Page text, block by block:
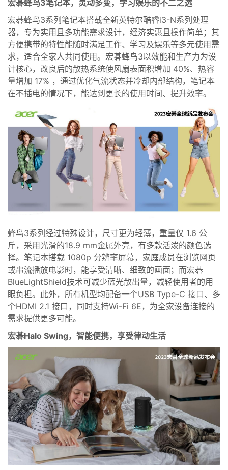
宏碁蜂鸟3笔记本，灵动多变，学习娱乐的不二之选
宏碁蜂鸟3系列笔记本搭载全新英特尔酷睿i3-N系列处理
器，专为实用且多功能需求设计，经济实惠且操作简单；其
方便携带的特性能随时满足工作、学习及娱乐等多元使用需
求，适合全家人共同使用。宏碁蜂鸟3以效能和生产力为设
计核心，改良后的散热系统使风扇表面积增加 40%、热容
量增加 17% ，通过优化气流状态并冷却内部结构，笔记本
在不插电的情况下，能达到更长的使用时间、提升效率。
蜂鸟3系列经过特殊设计，尺寸更为轻薄，重量仅 1.6 公
斤，采用光滑的18.9 mm金属外壳，有多款活泼的颜色选
择。笔记本搭载 1080p 分辨率屏幕，家庭成员在浏览网页
或串流播放电影时，能享受清晰、细致的画面；而宏碁
BlueLightShield技术可减少蓝光散出量，减轻使用者的用
眼负担。此外，所有机型均配备一个USB Type-C 接口、 多
个HDMI 2.1 接口，同时支持Wi-Fi 6E，为全家设备连接的
需求提供更多可能。
宏碁Halo Swing，智能便携，享受律动生活